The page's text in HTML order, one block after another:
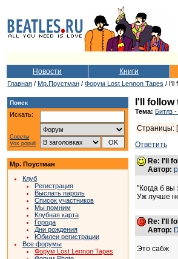
Новости Книги
Главная / Мр.Поустман / Форум Lost Lennon Tapes / I'll
Поиск
Искать:
Советы
Vox populi
Мр. Поустман
Клуб
Регистрация
Выслать пароль
Список участников
Мы помним
Клубная карта
Города
Дни рождения
Юбилеи регистрации
Все форумы
Форум Lost Lennon Tapes
I'll follow
Тема: Битлз
Страницы: [
Ответить
Re: I'll
Автор:
"Когда б вы
Уж лучше
Re: I'll
Автор:
Это сабж